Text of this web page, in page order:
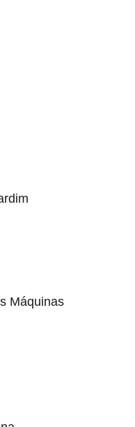
Máquinas